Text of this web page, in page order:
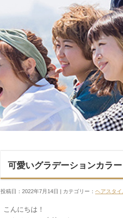
可愛いグラデーションカラー
投稿日：2022年7月14日 | カテゴリー： ヘアスタイ
こんにちは！